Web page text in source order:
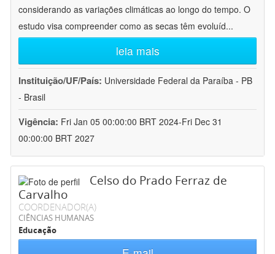
considerando as variações climáticas ao longo do tempo. O
estudo visa compreender como as secas têm evoluíd...
leia mais
Instituição/UF/País: Universidade Federal da Paraíba - PB
- Brasil
Vigência: Fri Jan 05 00:00:00 BRT 2024-Fri Dec 31
00:00:00 BRT 2027
Celso do Prado Ferraz de
Carvalho
COORDENADOR(A)
CIÊNCIAS HUMANAS
Educação